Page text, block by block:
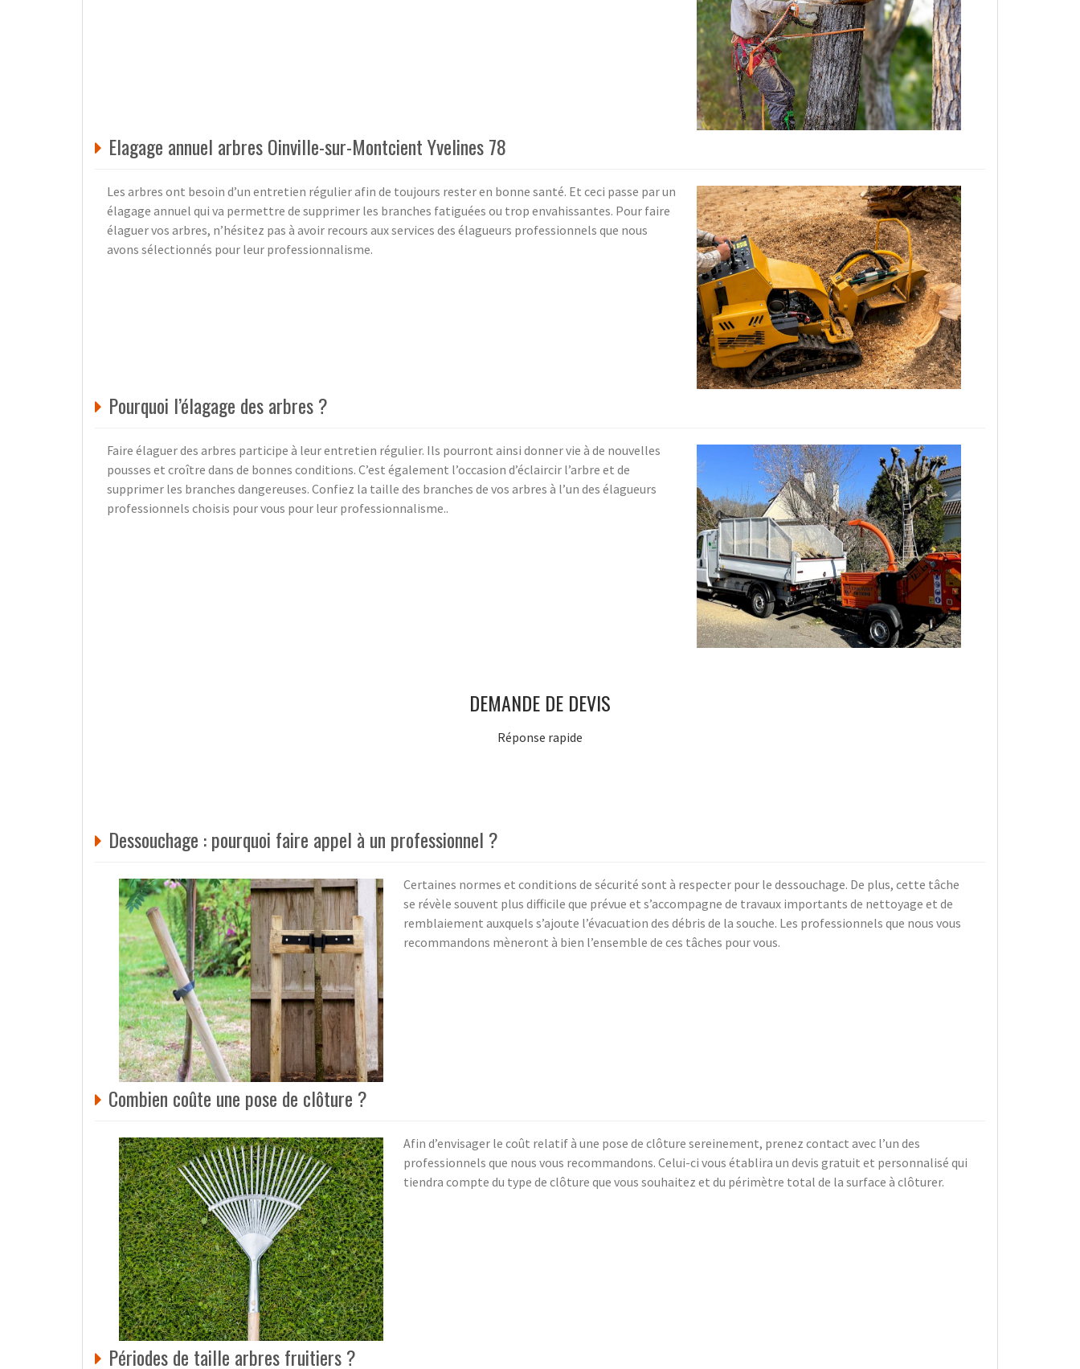
Elagage annuel arbres Oinville-sur-Montcient Yvelines 78
Les arbres ont besoin d’un entretien régulier afin de toujours rester en bonne santé. Et ceci passe par un
élagage annuel qui va permettre de supprimer les branches fatiguées ou trop envahissantes. Pour faire
élaguer vos arbres, n’hésitez pas à avoir recours aux services des élagueurs professionnels que nous
avons sélectionnés pour leur professionnalisme.
Pourquoi l’élagage des arbres ?
Faire élaguer des arbres participe à leur entretien régulier. Ils pourront ainsi donner vie à de nouvelles
pousses et croître dans de bonnes conditions. C’est également l’occasion d’éclaircir l’arbre et de
supprimer les branches dangereuses. Confiez la taille des branches de vos arbres à l’un des élagueurs
professionnels choisis pour vous pour leur professionnalisme..
DEMANDE DE DEVIS
Réponse rapide
Dessouchage : pourquoi faire appel à un professionnel ?
Certaines normes et conditions de sécurité sont à respecter pour le dessouchage. De plus, cette tâche
se révèle souvent plus difficile que prévue et s’accompagne de travaux importants de nettoyage et de
remblaiement auxquels s’ajoute l’évacuation des débris de la souche. Les professionnels que nous vous
recommandons mèneront à bien l’ensemble de ces tâches pour vous.
Combien coûte une pose de clôture ?
Afin d’envisager le coût relatif à une pose de clôture sereinement, prenez contact avec l’un des
professionnels que nous vous recommandons. Celui-ci vous établira un devis gratuit et personnalisé qui
tiendra compte du type de clôture que vous souhaitez et du périmètre total de la surface à clôturer.
Périodes de taille arbres fruitiers ?